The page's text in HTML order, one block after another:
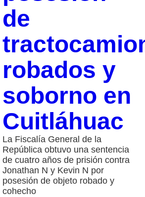
de
robados y
soborno en
Cuitláhuac
La Fiscalía General de la
República obtuvo una sentencia
de cuatro años de prisión contra
Jonathan N y Kevin N por
posesión de objeto robado y
cohecho